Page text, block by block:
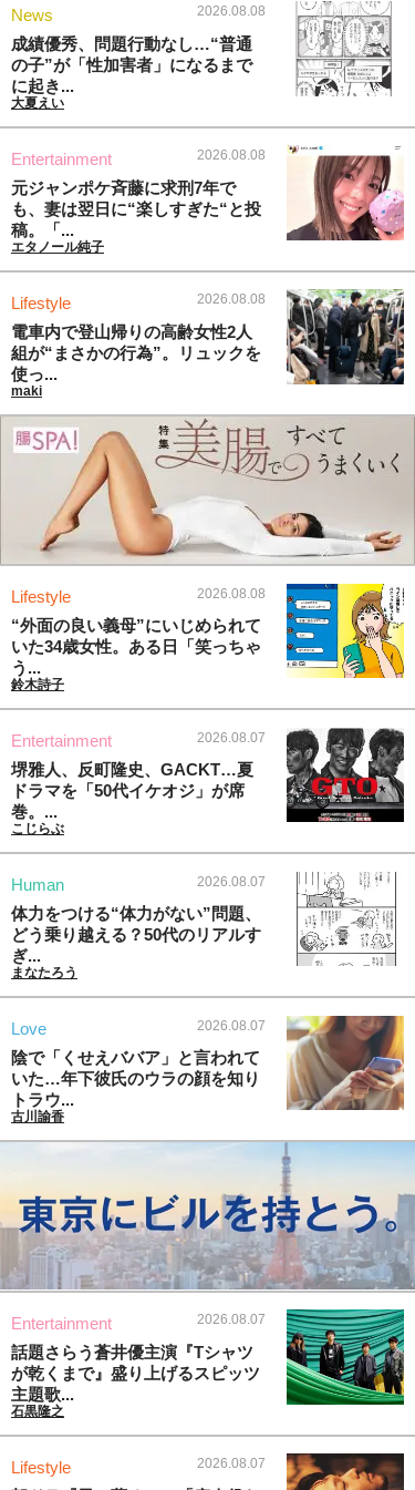
News 2026.08.08
成績優秀、問題行動なし…“普通
の子”が「性加害者」になるまで
に起き...
大夏えい
Entertainment 2026.08.08
元ジャンポケ斉藤に求刑7年で
も、妻は翌日に“楽しすぎた“と投
稿。「...
エタノール純子
Lifestyle 2026.08.08
電車内で登山帰りの高齢女性2人
組が“まさかの行為”。リュックを
使っ...
maki
Lifestyle 2026.08.08
“外面の良い義母”にいじめられて
いた34歳女性。ある日「笑っちゃ
う...
鈴木詩子
Entertainment 2026.08.07
堺雅人、反町隆史、GACKT…夏
ドラマを「50代イケオジ」が席
巻。...
こじらぶ
Human 2026.08.07
体力をつける“体力がない”問題、
どう乗り越える？50代のリアルす
ぎ...
まなたろう
Love 2026.08.07
陰で「くせえババア」と言われて
いた…年下彼氏のウラの顔を知り
トラウ...
古川諭香
Entertainment 2026.08.07
話題さらう蒼井優主演『Tシャツ
が乾くまで』盛り上げるスピッツ
主題歌...
石黒隆之
Lifestyle 2026.08.07